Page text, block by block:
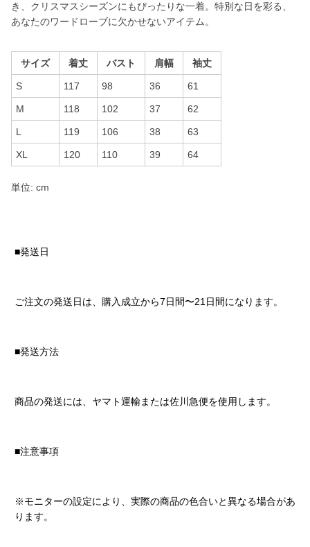
き、クリスマスシーズンにもぴったりな一着。特別な日を彩る、
あなたのワードローブに欠かせないアイテム。
サイズ 着丈 バスト 肩幅 袖丈
S 117 98 36 61
M 118 102 37 62
L 119 106 38 63
XL 120 110 39 64
単位: cm
■発送日
ご注文の発送日は、購入成立から7日間〜21日間になります。
■発送方法
商品の発送には、ヤマト運輸または佐川急便を使用します。
■注意事項
※モニターの設定により、実際の商品の色合いと異なる場合があ
ります。